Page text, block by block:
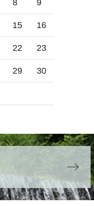
8 9
15 16
22 23
29 30